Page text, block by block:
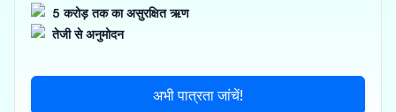
5 करोड़ तक का असुरक्षित ऋण
तेजी से अनुमोदन
अभी पात्रता जांचें!